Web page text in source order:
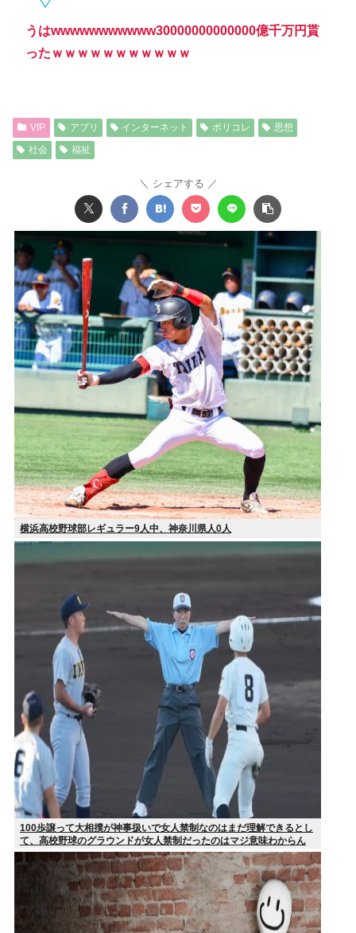
うはwwwwwwwwwww30000000000000億千万円貰
ったｗｗｗｗｗｗｗｗｗｗｗ
VIP アプリ インターネット ポリコレ
思想
社会
福祉
シェアする
横浜高校野球部レギュラー9人中、神奈川県人0人
100歩譲って大相撲が神事扱いで女人禁制なのはまだ理解できるとし
て、高校野球のグラウンドが女人禁制だったのはマジ意味わからん